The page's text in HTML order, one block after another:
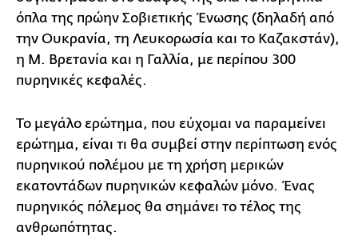
όπλα της πρώην Σοβιετικής Ένωσης (δηλαδή από
την Ουκρανία, τη Λευκορωσία και το Καζακστάν),
η Μ. Βρετανία και η Γαλλία, με περίπου 300
πυρηνικές κεφαλές.
Το μεγάλο ερώτημα, που εύχομαι να παραμείνει
ερώτημα, είναι τι θα συμβεί στην περίπτωση ενός
πυρηνικού πολέμου με τη χρήση μερικών
εκατοντάδων πυρηνικών κεφαλών μόνο. Ένας
πυρηνικός πόλεμος θα σημάνει το τέλος της
ανθρωπότητας.